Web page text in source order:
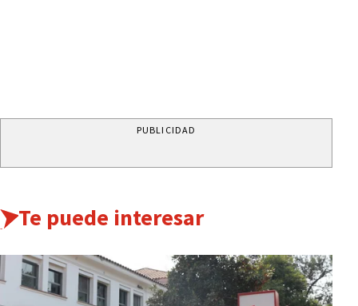
PUBLICIDAD
Te puede interesar